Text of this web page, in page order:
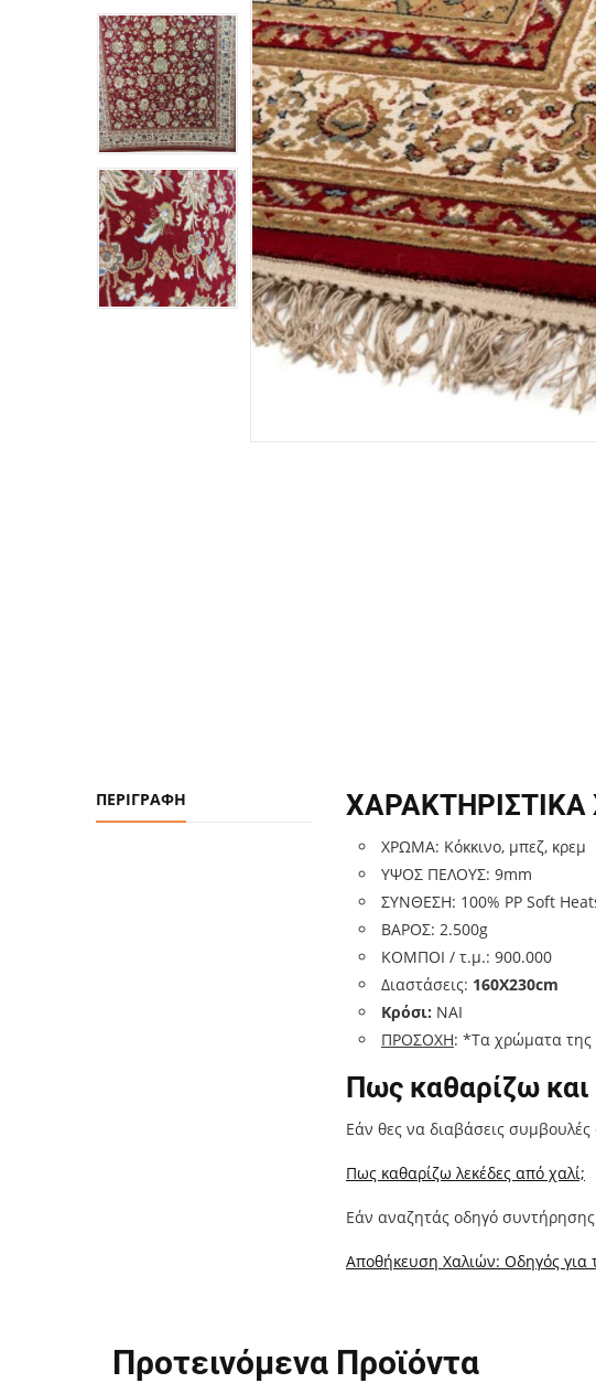
ΠΕΡΙΓΡΑΦΉ
ΧΡΩΜΑ: Κόκκινο, μπεζ, κρεμ
ΥΨΟΣ ΠΕΛΟΥΣ: 9mm
ΣΥΝΘΕΣΗ: 100% PP Soft
ΒΑΡΟΣ: 2.500g
ΚΟΜΠΟΙ / τ.μ.: 900.000
Διαστάσεις: 160Χ230cm
Κρόσι: ΝΑΙ
ΠΡΟΣΟΧΗ: *Τα χρώματα της
Πως καθαρίζω
Εάν θες να διαβάσεις
Πως καθαρίζω λεκέδες από χαλί;
Εάν αναζητάς οδηγό
Αποθήκευση Χαλιών: Οδηγός για
Προτεινόμενα Προϊόντα